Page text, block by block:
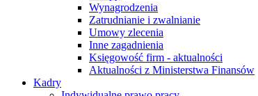
Wynagrodzenia
Zatrudnianie i zwalnianie
Umowy zlecenia
Inne zagadnienia
Księgowość firm - aktualności
Aktualności z Ministerstwa Finansów
Kadry